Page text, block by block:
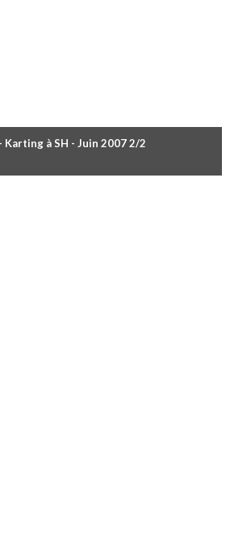
Karting à SH - Juin 2007 2/2